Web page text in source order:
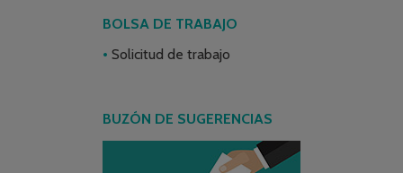
BOLSA DE TRABAJO
Solicitud de trabajo
BUZÓN DE SUGERENCIAS